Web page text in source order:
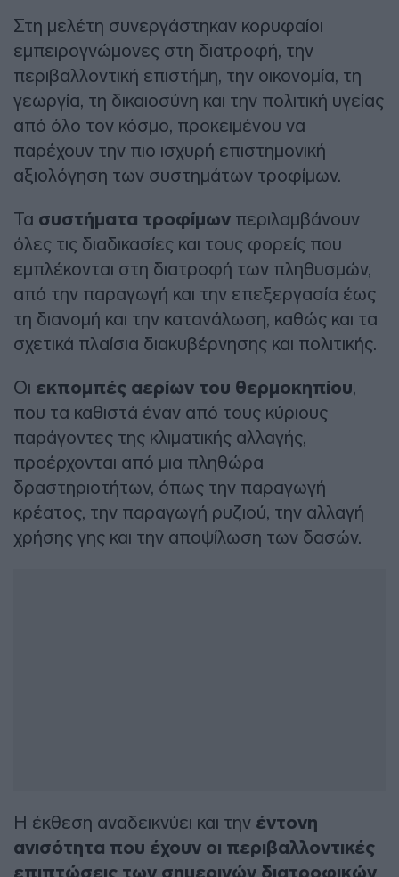
Στη μελέτη συνεργάστηκαν κορυφαίοι
εμπειρογνώμονες στη διατροφή, την
περιβαλλοντική επιστήμη, την οικονομία, τη
γεωργία, τη δικαιοσύνη και την πολιτική υγείας
από όλο τον κόσμο, προκειμένου να
παρέχουν την πιο ισχυρή επιστημονική
αξιολόγηση των συστημάτων τροφίμων.
Τα συστήματα τροφίμων περιλαμβάνουν
όλες τις διαδικασίες και τους φορείς που
εμπλέκονται στη διατροφή των πληθυσμών,
από την παραγωγή και την επεξεργασία έως
τη διανομή και την κατανάλωση, καθώς και τα
σχετικά πλαίσια διακυβέρνησης και πολιτικής.
Οι εκπομπές αερίων του θερμοκηπίου,
που τα καθιστά έναν από τους κύριους
παράγοντες της κλιματικής αλλαγής,
προέρχονται από μια πληθώρα
δραστηριοτήτων, όπως την παραγωγή
κρέατος, την παραγωγή ρυζιού, την αλλαγή
χρήσης γης και την αποψίλωση των δασών.
Η έκθεση αναδεικνύει και την έντονη
ανισότητα που έχουν οι περιβαλλοντικές